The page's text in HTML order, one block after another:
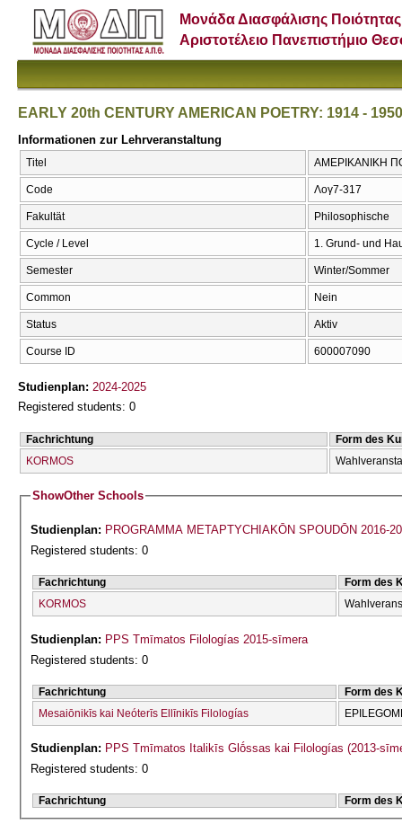
Μονάδα Διασφάλισης Ποιότητας
Αριστοτέλειο Πανεπιστήμιο
EARLY 20th CENTURY AMERICAN POETRY: 1914 - 1950
Informationen zur Lehrveranstaltung
Titel ΑΜΕΡΙΚΑΝΙΚΗ
Code Λογ7-317
Fakultät Philosophische
Cycle / Level 1. Grund- und
Semester Winter/Sommer
Common Nein
Status Aktiv
Course ID 600007090
Studienplan: 2024-2025
Registered students: 0
Fachrichtung
Form des
KORMOS
ShowOther Schools
Studienplan: PROGRAMMA METAPTYCΗIAKŌN SPOUDŌN 2016-
Registered students: 0
Fachrichtung
Form des
KORMOS
Studienplan: PPS Tmīmatos Filologías 2015-sīmera
Registered students: 0
Fachrichtung
Form des
Mesaiōnikīs kai Neóterīs Ellīnikīs Filologías
Studienplan: PPS Tmīmatos Italikīs Glṓssas kai Filologías (2013-
Registered students: 0
Fachrichtung Form des